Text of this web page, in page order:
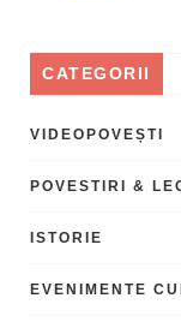
CATEGORII
VIDEOPOVEȘTI
POVESTIRI &
ISTORIE
EVENIMENTE